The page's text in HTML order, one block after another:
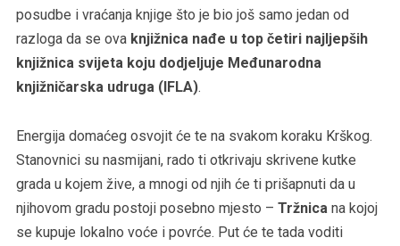
posudbe i vraćanja knjige što je bio još samo jedan od
razloga da se ova knjižnica nađe u top četiri najljepših
knjižnica svijeta koju dodjeljuje Međunarodna
knjižničarska udruga (IFLA).
Energija domaćeg osvojit će te na svakom koraku Krškog.
Stanovnici su nasmijani, rado ti otkrivaju skrivene kutke
grada u kojem žive, a mnogi od njih će ti prišapnuti da u
njihovom gradu postoji posebno mjesto – Tržnica na kojoj
se kupuje lokalno voće i povrće. Put će te tada voditi